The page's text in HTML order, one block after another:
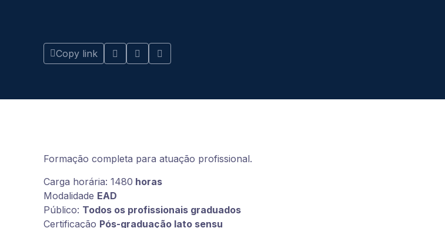
Copy link
Formação completa para atuação profissional.
Carga horária: 1480 horas
Modalidade EAD
Público: Todos os profissionais graduados
Certificação Pós-graduação lato sensu